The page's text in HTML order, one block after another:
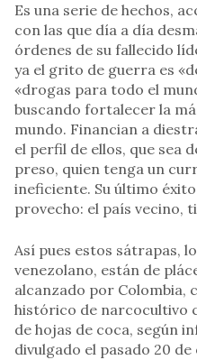
Es una serie de hechos,
con las que día a día
órdenes de su fallecido
ya el grito de guerra es
«drogas para todo el
buscando fortalecer la
mundo. Financian a
el perfil de ellos, que sea
preso, quien tenga un
ineficiente. Su último
provecho: el país vecino,
Así pues estos sátrapas,
venezolano, están de
alcanzado por Colombia,
histórico de narcocultivo
de hojas de coca, según
divulgado el pasado 20